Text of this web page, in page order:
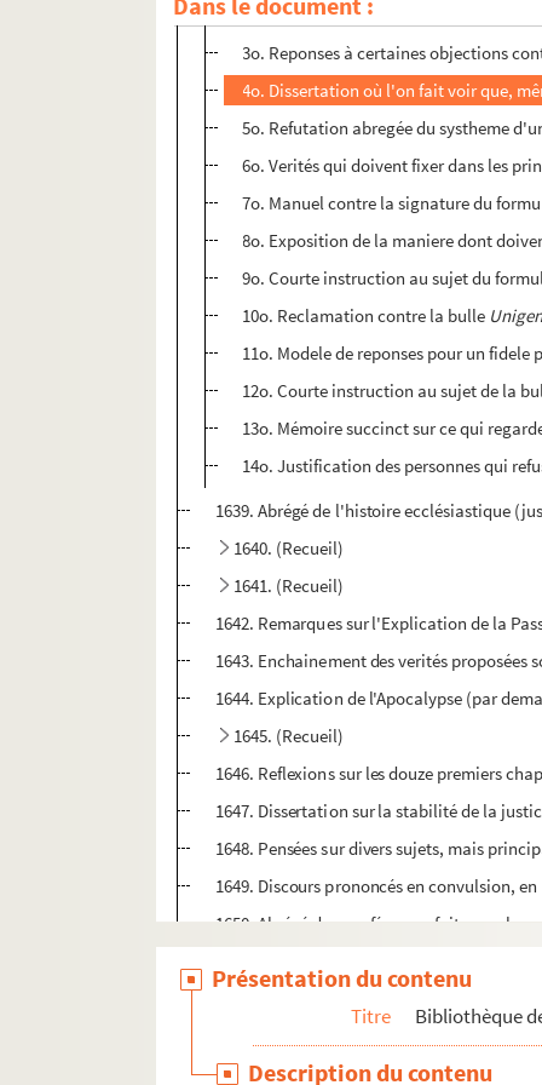
2o. Sommaire des verités qui
3o. Reponses à certaines objections
4o. Dissertation où l'on fait voir que,
5o. Refutation abregée du systheme
6o. Verités qui doivent fixer dans les
7o. Manuel contre la signature du
8o. Exposition de la maniere dont
9o. Courte instruction au sujet du
10o. Reclamation contre la bulle
11o. Modele de reponses pour un
12o. Courte instruction au sujet de la
13o. Mémoire succinct sur ce qui
14o. Justification des personnes qui
1639. Abrégé de l'histoire ecclésiastique
1640. (Recueil)
1641. (Recueil)
1642. Remarques sur l'Explication de la
1643. Enchainement des verités proposées
1644. Explication de l'Apocalypse (par
1645. (Recueil)
1646. Reflexions sur les douze premiers
1647. Dissertation sur la stabilité de la
1648. Pensées sur divers sujets, mais
1649. Discours prononcés en convulsion,
1650. Abrégé des conférences faites sur les
1654. (Recueil)
Présentation du contenu
Titre Bibliothèque
Description du contenu